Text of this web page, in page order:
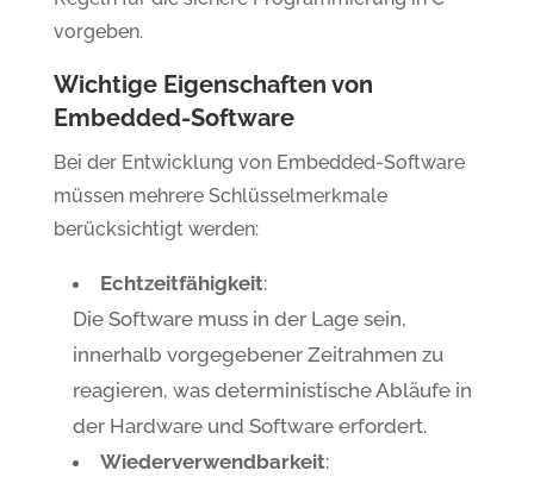
vorgeben.
Wichtige Eigenschaften von
Embedded-Software
Bei der Entwicklung von Embedded-Software
müssen mehrere Schlüsselmerkmale
berücksichtigt werden:
Echtzeitfähigkeit:
Die Software muss in der Lage sein,
innerhalb vorgegebener Zeitrahmen zu
reagieren, was deterministische Abläufe in
der Hardware und Software erfordert.
Wiederverwendbarkeit: